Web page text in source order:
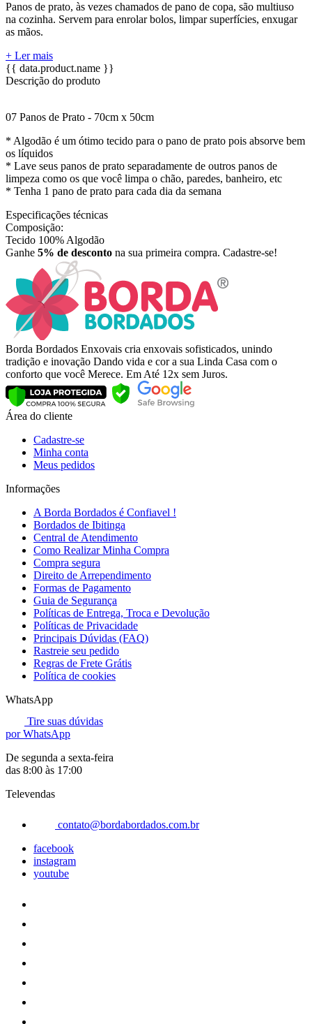
Panos de prato, às vezes chamados de pano de copa, são multiuso
na cozinha. Servem para enrolar bolos, limpar superfícies, enxugar
as mãos.
+ Ler mais
{{ data.product.name }}
Descrição do produto
07 Panos de Prato - 70cm x 50cm
* Algodão é um ótimo tecido para o pano de prato pois absorve bem
os líquidos
* Lave seus panos de prato separadamente de outros panos de
limpeza como os que você limpa o chão, paredes, banheiro, etc
* Tenha 1 pano de prato para cada dia da semana
Especificações técnicas
Composição:
Tecido 100% Algodão
Ganhe 5% de desconto na sua primeira compra. Cadastre-se!
Borda Bordados Enxovais cria enxovais sofisticados, unindo
tradição e inovação Dando vida e cor a sua Linda Casa com o
conforto que você Merece. Em Até 12x sem Juros.
Área do cliente
Cadastre-se
Minha conta
Meus pedidos
Informações
A Borda Bordados é Confiavel !
Bordados de Ibitinga
Central de Atendimento
Como Realizar Minha Compra
Compra segura
Direito de Arrependimento
Formas de Pagamento
Guia de Segurança
Políticas de Entrega, Troca e Devolução
Políticas de Privacidade
Principais Dúvidas (FAQ)
Rastreie seu pedido
Regras de Frete Grátis
Política de cookies
WhatsApp
Tire suas dúvidas
por WhatsApp
De segunda a sexta-feira
das 8:00 às 17:00
Televendas
contato@bordabordados.com.br
facebook
instagram
youtube